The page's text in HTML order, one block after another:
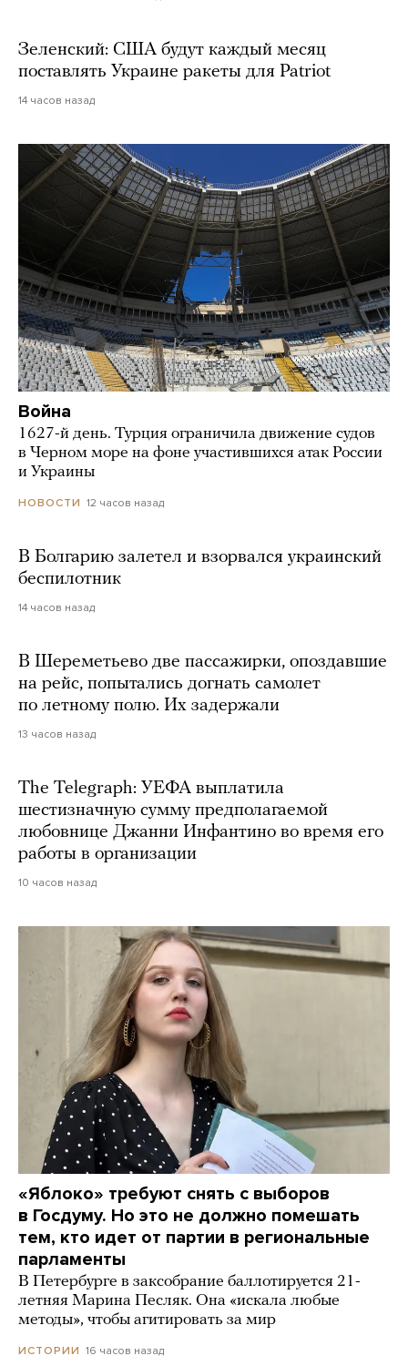
Зеленский: США будут каждый месяц
поставлять Украине ракеты для Patriot
14 часов назад
Война
1627-й день. Турция ограничила движение судов
в Черном море на фоне участившихся атак России
и Украины
НОВОСТИ 12 часов назад
В Болгарию залетел и взорвался украинский
беспилотник
14 часов назад
В Шереметьево две пассажирки, опоздавшие
на рейс, попытались догнать самолет
по летному полю. Их задержали
13 часов назад
The Telegraph: УЕФА выплатила
шестизначную сумму предполагаемой
любовнице Джанни Инфантино во время его
работы в организации
10 часов назад
«Яблоко» требуют снять с выборов
в Госдуму. Но это не должно помешать
тем, кто идет от партии в региональные
парламенты
В Петербурге в заксобрание баллотируется 21-
летняя Марина Песляк. Она «искала любые
методы», чтобы агитировать за мир
ИСТОРИИ 16 часов назад